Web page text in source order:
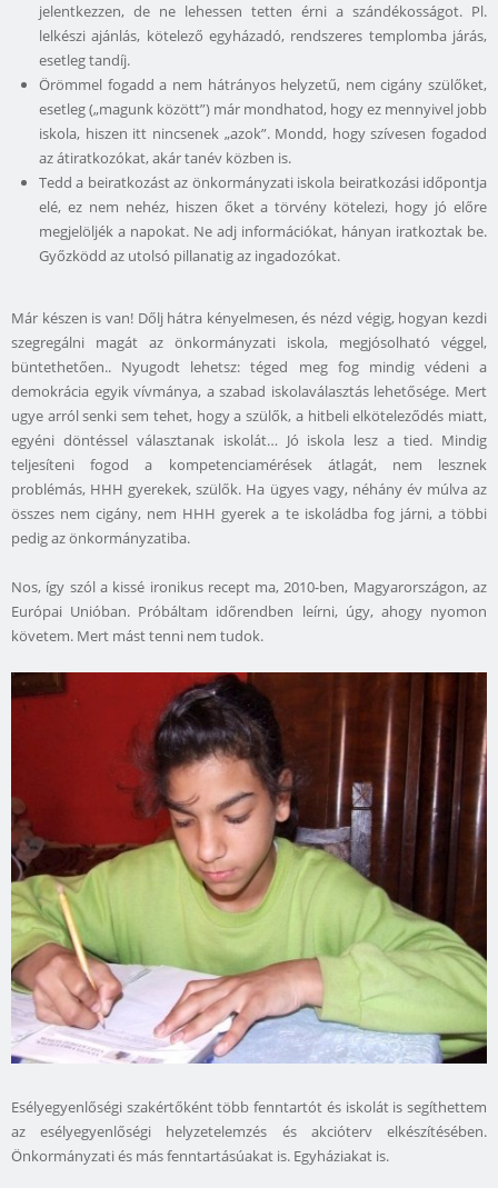
jelentkezzen, de ne lehessen tetten érni a szándékosságot. Pl.
lelkészi ajánlás, kötelező egyházadó, rendszeres templomba járás,
esetleg tandíj.
Örömmel fogadd a nem hátrányos helyzetű, nem cigány szülőket,
esetleg („magunk között”) már mondhatod, hogy ez mennyivel jobb
iskola, hiszen itt nincsenek „azok”. Mondd, hogy szívesen fogadod
az átiratkozókat, akár tanév közben is.
Tedd a beiratkozást az önkormányzati iskola beiratkozási időpontja
elé, ez nem nehéz, hiszen őket a törvény kötelezi, hogy jó előre
megjelöljék a napokat. Ne adj információkat, hányan iratkoztak be.
Győzködd az utolsó pillanatig az ingadozókat.
Már készen is van! Dőlj hátra kényelmesen, és nézd végig, hogyan kezdi
szegregálni magát az önkormányzati iskola, megjósolható véggel,
büntethetően.. Nyugodt lehetsz: téged meg fog mindig védeni a
demokrácia egyik vívmánya, a szabad iskolaválasztás lehetősége. Mert
ugye arról senki sem tehet, hogy a szülők, a hitbeli elköteleződés miatt,
egyéni döntéssel választanak iskolát… Jó iskola lesz a tied. Mindig
teljesíteni fogod a kompetenciamérések átlagát, nem lesznek
problémás, HHH gyerekek, szülők. Ha ügyes vagy, néhány év múlva az
összes nem cigány, nem HHH gyerek a te iskoládba fog járni, a többi
pedig az önkormányzatiba.
Nos, így szól a kissé ironikus recept ma, 2010-ben, Magyarországon, az
Európai Unióban. Próbáltam időrendben leírni, úgy, ahogy nyomon
követem. Mert mást tenni nem tudok.
Esélyegyenlőségi szakértőként több fenntartót és iskolát is segíthettem
az esélyegyenlőségi helyzetelemzés és akcióterv elkészítésében.
Önkormányzati és más fenntartásúakat is. Egyháziakat is.